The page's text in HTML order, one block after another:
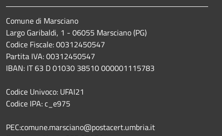
Comune di Marsciano
Largo Garibaldi, 1 - 06055 Marsciano (PG)
Codice Fiscale: 00312450547
Partita IVA: 00312450547
IBAN: IT 63 D 01030 38510 000001115783
Codice Univoco: UFAI21
Codice IPA: c_e975
PEC:comune.marsciano@postacert.umbria.it